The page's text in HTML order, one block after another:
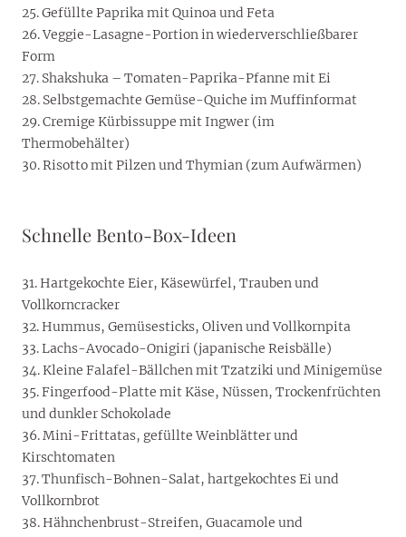
25. Gefüllte Paprika mit Quinoa und Feta
26. Veggie-Lasagne-Portion in wiederverschließbarer
Form
27. Shakshuka – Tomaten-Paprika-Pfanne mit Ei
28. Selbstgemachte Gemüse-Quiche im Muffinformat
29. Cremige Kürbissuppe mit Ingwer (im
Thermobehälter)
30. Risotto mit Pilzen und Thymian (zum Aufwärmen)
Schnelle Bento-Box-Ideen
31. Hartgekochte Eier, Käsewürfel, Trauben und
Vollkorncracker
32. Hummus, Gemüsesticks, Oliven und Vollkornpita
33. Lachs-Avocado-Onigiri (japanische Reisbälle)
34. Kleine Falafel-Bällchen mit Tzatziki und Minigemüse
35. Fingerfood-Platte mit Käse, Nüssen, Trockenfrüchten
und dunkler Schokolade
36. Mini-Frittatas, gefüllte Weinblätter und
Kirschtomaten
37. Thunfisch-Bohnen-Salat, hartgekochtes Ei und
Vollkornbrot
38. Hähnchenbrust-Streifen, Guacamole und